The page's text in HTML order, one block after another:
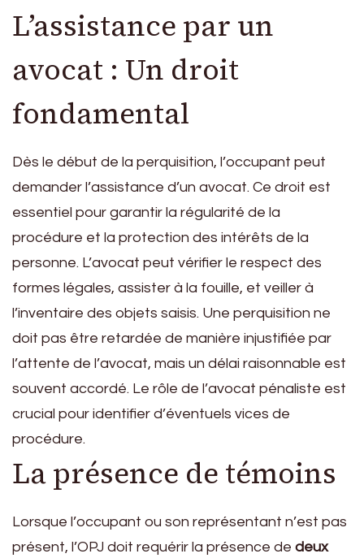
L’assistance par un
avocat : Un droit
fondamental
Dès le début de la perquisition, l’occupant peut
demander l’assistance d’un avocat. Ce droit est
essentiel pour garantir la régularité de la
procédure et la protection des intérêts de la
personne. L’avocat peut vérifier le respect des
formes légales, assister à la fouille, et veiller à
l’inventaire des objets saisis. Une perquisition ne
doit pas être retardée de manière injustifiée par
l’attente de l’avocat, mais un délai raisonnable est
souvent accordé. Le rôle de l’avocat pénaliste est
crucial pour identifier d’éventuels vices de
procédure.
La présence de témoins
Lorsque l’occupant ou son représentant n’est pas
présent, l’OPJ doit requérir la présence de deux